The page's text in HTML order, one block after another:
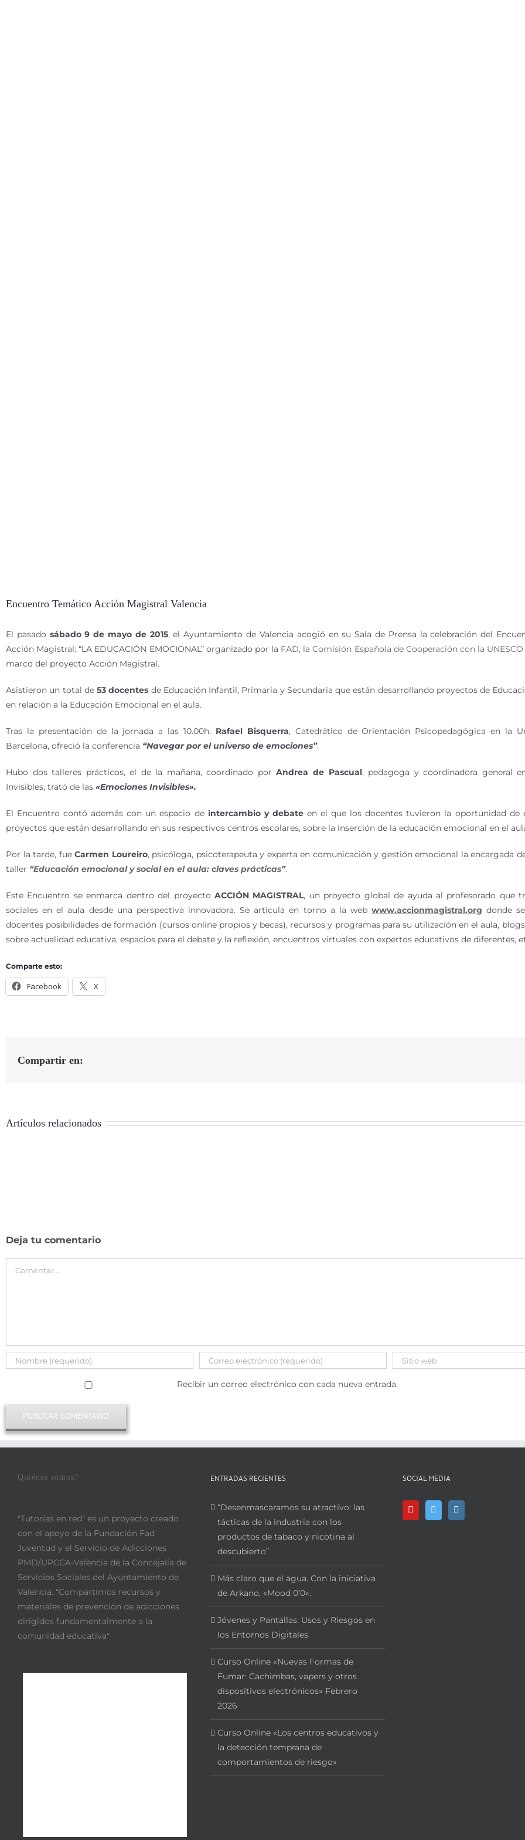
Encuentro Temático Acción Magistral Valencia
El pasado sábado 9 de mayo de 2015, el Ayuntamiento de Valencia acogió en su Sala de Prensa la celebración del
Acción Magistral: “LA EDUCACIÓN EMOCIONAL” organizado por la FAD, laComisión Española de Cooperación con la UNESCO
marco del proyecto Acción Magistral.
Asistieron un total de 53 docentes de Educación Infantil, Primaria y Secundaria que están desarrollando proyectos de
en relación a la Educación Emocional en el aula.
Tras la presentación de la jornada a las 10.00h, Rafael Bisquerra, Catedrático de Orientación Psicopedagógica en la
Barcelona, ofreció la conferencia “Navegar por el universo de emociones”.
Hubo dos talleres prácticos, el de la mañana, coordinado porAndrea de Pascual, pedagoga y coordinadora general
Invisibles, trató de las «Emociones Invisibles».
El Encuentro contó además con un espacio de intercambio y debateen el que los docentes tuvieron la oportunidad de
proyectos que están desarrollando en sus respectivos centros escolares, sobre la inserción de la educación emocional en el
Por la tarde, fueCarmen Loureiro, psicóloga, psicoterapeuta y experta en comunicación y gestión emocional la encargada
taller “Educación emocional y social en el aula: claves prácticas”.
Este Encuentro se enmarca dentro del proyectoACCIÓN MAGISTRAL, un proyecto global de ayuda al profesorado que
sociales en el aula desde una perspectiva innovadora. Se articula en torno a la webwww.accionmagistral.org donde
docentes posibilidades de formación (cursos online propios y becas), recursos y programas para su utilización en el aula,
sobre actualidad educativa, espacios para el debate y la reflexión, encuentros virtuales con expertos educativos de diferentes,
Comparte esto:
Facebook X
Compartir en:
Artículos relacionados
Deja tu comentario
Recibir un correo electrónico con cada nueva entrada.
Quiénes somos?
"Tutorías en red" es un proyecto creado
con el apoyo de la Fundación Fad
Juventud y el Servicio de Adicciones
PMD/UPCCA-València de la Concejalía de
Servicios Sociales del Ayuntamiento de
Valencia. "Compartimos recursos y
materiales de prevención de adicciones
dirigidos fundamentalmente a la
comunidad educativa"
ENTRADAS RECIENTES
“Desenmascaramos su atractivo: las
tácticas de la industria con los
productos de tabaco y nicotina al
descubierto”
Más claro que el agua. Con la iniciativa
de Arkano, «Mood 0’0».
Jóvenes y Pantallas: Usos y Riesgos en
los Entornos Digitales
Curso Online «Nuevas Formas de
Fumar: Cachimbas, vapers y otros
dispositivos electrónicos» Febrero
2026
Curso Online «Los centros educativos y
la detección temprana de
comportamientos de riesgo»
SOCIAL MEDIA